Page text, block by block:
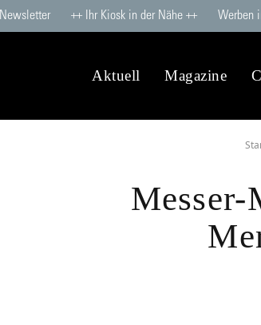
Newsletter ++ Ihr Kiosk in der Nähe ++ Werben
Aktuell Magazine